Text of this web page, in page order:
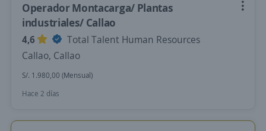
Operador Montacarga/ Plantas
industriales/ Callao
4,6
Total Talent Human Resources
Callao, Callao
S/. 1.980,00 (Mensual)
Hace 2 días